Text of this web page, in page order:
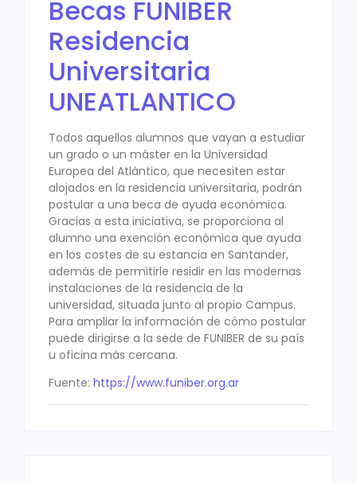
Becas FUNIBER
Residencia
Universitaria
UNEATLANTICO
Todos aquellos alumnos que vayan a estudiar
un grado o un máster en la Universidad
Europea del Atlántico, que necesiten estar
alojados en la residencia universitaria, podrán
postular a una beca de ayuda económica.
Gracias a esta iniciativa, se proporciona al
alumno una exención económica que ayuda
en los costes de su estancia en Santander,
además de permitirle residir en las modernas
instalaciones de la residencia de la
universidad, situada junto al propio Campus.
Para ampliar la información de cómo postular
puede dirigirse a la sede de FUNIBER de su país
u oficina más cercana.
Fuente: https://www.funiber.org.ar